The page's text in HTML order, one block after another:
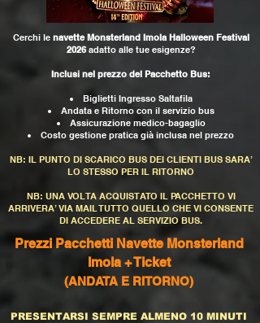
Cerchi le navette Monsterland Imola Halloween Festival
2026adatto alle tue esigenze?
Inclusi nel prezzo del Pacchetto Bus:
Biglietti Ingresso Saltafila
Andata e Ritorno con il servizio bus
Assicurazione medico-bagaglio
Costo gestione pratica già inclusa nel prezzo
NB: IL PUNTO DI SCARICO BUS DEI CLIENTI BUS SARA’
LO STESSO PER IL RITORNO
NB: UNA VOLTA ACQUISTATO IL PACCHETTO VI
ARRIVERA’ VIA MAIL TUTTO QUELLO CHE VI CONSENTE
DI ACCEDERE AL SERVIZIO BUS.
Prezzi Pacchetti Navette Monsterland
Imola + Ticket
(ANDATA E RITORNO)
PRESENTARSI SEMPRE ALMENO 10 MINUTI